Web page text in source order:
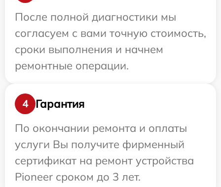
После полной диагностики мы
согласуем с вами точную стоимость,
сроки выполнения и начнем
ремонтные операции.
4
Гарантия
По окончании ремонта и оплаты
услуги Вы получите фирменный
сертификат на ремонт устройства
Pioneer сроком до 3 лет.